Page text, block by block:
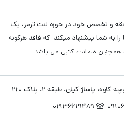
و تخصص خود در حوزه لنت ترمز، یک
به شما پیشنهاد میکند. که فاقد هرگونه
همچنین ضمانت کتبی می باشد.
پاساژ کیان، طبقه 2، پلاک 220
02136619489